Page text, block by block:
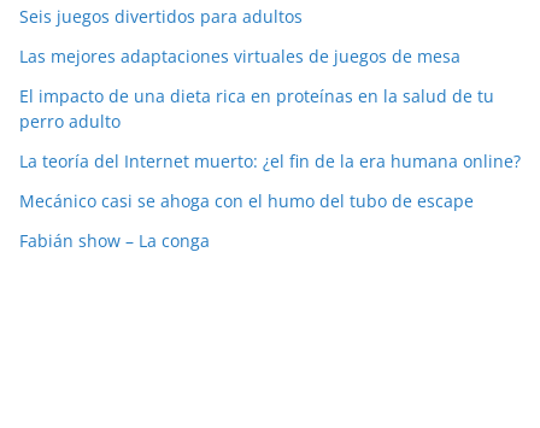
Seis juegos divertidos para adultos
Las mejores adaptaciones virtuales de juegos de mesa
El impacto de una dieta rica en proteínas en la salud de tu
perro adulto
La teoría del Internet muerto: ¿el fin de la era humana online?
Mecánico casi se ahoga con el humo del tubo de escape
Fabián show – La conga